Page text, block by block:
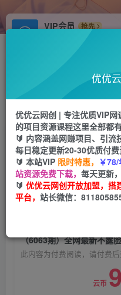
VIP会员
抢先
免费下载全站资源
站长V：hu91275
首页 中创网 正文
（6063期）全网最新
成交闭环，实现出单+
优优云网创
2年前发布
此内容为付费阅读，请付费
云币
优优
优优云网创 | 专注优质VIP
的项目资源课程这里全部都有
🔰 内容涵盖网赚项目、引流
每日稳定更新20-30优质付费
🔰 本站VIP 限时特惠， ￥78/
站资源免费下载， 每天更新
🔰 优优云网创开放加盟，搭
平台， 站长微信：